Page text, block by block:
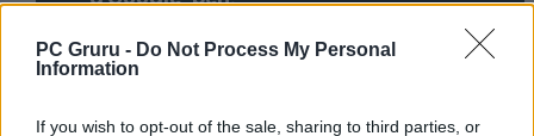
PC Gruru - Do Not Process My Personal
Information
If you wish to opt-out of the sale, sharing to third parties, or
KAPCSOLÓDÓ HÍREK
Bemutatkozott a Resident Evil Requiem,